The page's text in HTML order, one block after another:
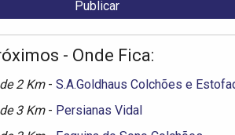
- Onde Fica:
2 Km - S.A.Goldhaus Colchões e
3 Km - Persianas Vidal